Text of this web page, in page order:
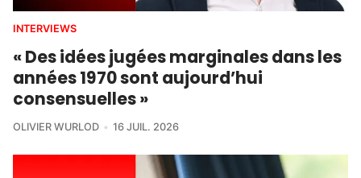
INTERVIEWS
« Des idées jugées marginales dans les
années 1970 sont aujourd’hui
consensuelles »
OLIVIER WURLOD 16 JUIL. 2026